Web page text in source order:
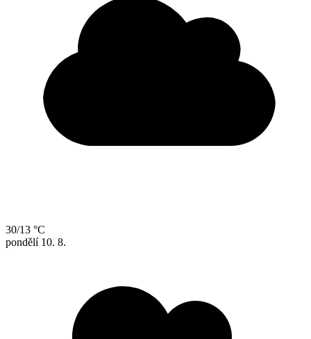
30/13 °C
pondělí 10. 8.